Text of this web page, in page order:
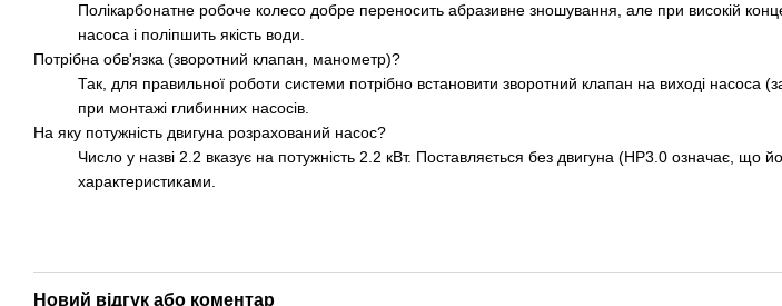
Полікарбонатне робоче колесо добре переносить абразивне зношування, але при високій
насоса і поліпшить якість води.
Потрібна обв'язка (зворотний клапан, манометр)?
Так, для правильної роботи системи потрібно встановити зворотний клапан на виході насоса
при монтажі глибинних насосів.
На яку потужність двигуна розрахований насос?
Число у назві 2.2 вказує на потужність 2.2 кВт. Поставляється без двигуна (HP3.0 означає, що
характеристиками.
Новий відгук або коментар